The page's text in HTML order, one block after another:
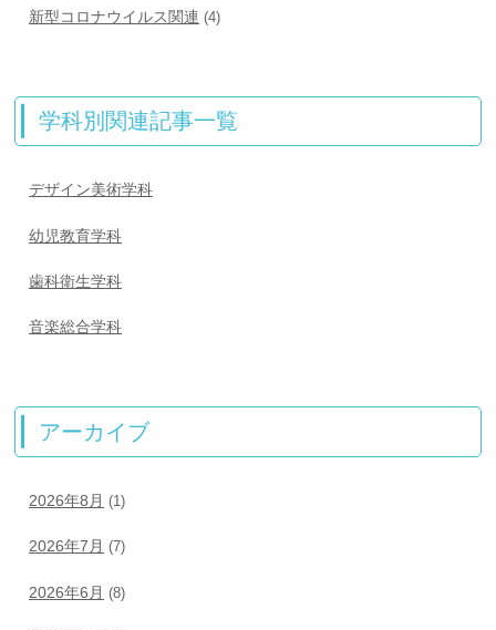
新型コロナウイルス関連 (4)
学科別関連記事一覧
デザイン美術学科
幼児教育学科
歯科衛生学科
音楽総合学科
アーカイブ
2026年8月 (1)
2026年7月 (7)
2026年6月 (8)